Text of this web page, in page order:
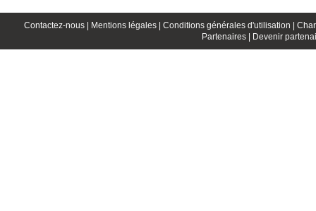
Contactez-nous | Mentions légales | Conditions générales d'utilisation |
Partenaires |
Devenir